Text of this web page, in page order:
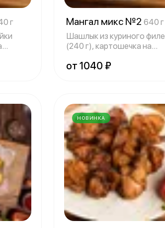
г
Мангал микс №2 640 г
Шашлык из куриного филе
(240 г), картошечка на
от 1040 ₽
НОВИНКА